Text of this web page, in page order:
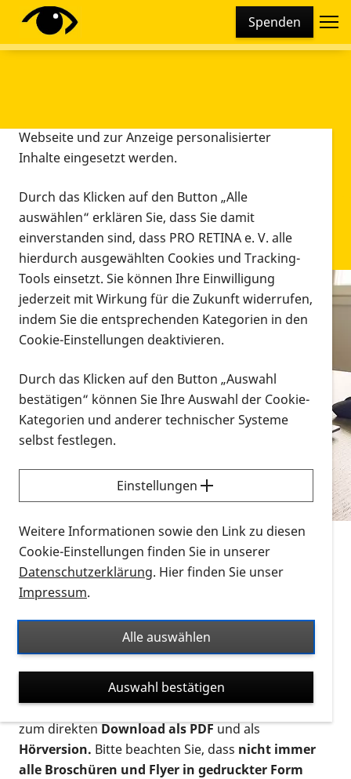
Spenden
Infomaterial
Infomaterial
Vorlesen
Alle Infomaterialien in verschiedenen
Formaten an einem Ort
Sie möchten wissen, wie Sie nach Infonmaterial
suchen und dieses bestellen bzw. herunterladen
können? Schauen Sie sich dieErklärvideos zum
Thema Infomaterial auf der PRO RETINA-Website
für blinde und sehbehinderte Menschen an.
Auf dieser Seite finden Sie sämtliches Infomaterial
Ort. Nutzen Sie den Formatfilter, um ausschließlich
nach Flyern und Broschüren, Audios oder Videos zu
suchen. Die meisten Flyer und Broschüren werden in
verschiedenen Formaten angeboten: zur
postalischen Bestellung als gedruckte Variante
zum direktenDownload als PDFund als
Hörversion. Bitte beachten Sie, dass nicht immer
alle Broschüren und Flyer in gedruckter Form
Diese Webseite setzt verschiedene Cookies und
Tracking-Tools ein. Dies beinhaltet Cookies und
Webseite und zur Anzeige personalisierter
Inhalte eingesetzt werden.
Durch das Klicken auf den Button „Alle
auswählen“ erklären Sie, dass Sie damit
einverstanden sind, dass PRO RETINA e. V. alle
hierdurch ausgewählten Cookies und Tracking-
Tools einsetzt. Sie können Ihre Einwilligung
jederzeit mit Wirkung für die Zukunft widerrufen,
indem Sie die entsprechenden Kategorien in den
Cookie-Einstellungen deaktivieren.
Durch das Klicken auf den Button „Auswahl
bestätigen“ können Sie Ihre Auswahl der Cookie-
Kategorien und anderer technischer Systeme
selbst festlegen.
Einstellungen
Weitere Informationen sowie den Link zu diesen
Cookie-Einstellungen finden Sie in unserer
Datenschutzerklärung. Hier finden Sie unser
Impressum.
Alle auswählen
Auswahl bestätigen